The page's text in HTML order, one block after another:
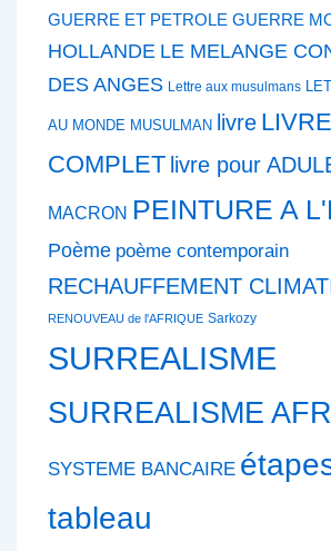
GUERRE ET PETROLE GUERRE
HOLLANDE LE MELANGE
DES ANGES Lettre aux musulmans
AU MONDE MUSULMAN livre LIVRE
COMPLET livre pour
MACRON PEINTURE A
Poème poème contemporain
RECHAUFFEMENT
RENOUVEAU de l'AFRIQUE Sarkozy
SURREALISME
SURREALISME
SYSTEME BANCAIRE
tableau